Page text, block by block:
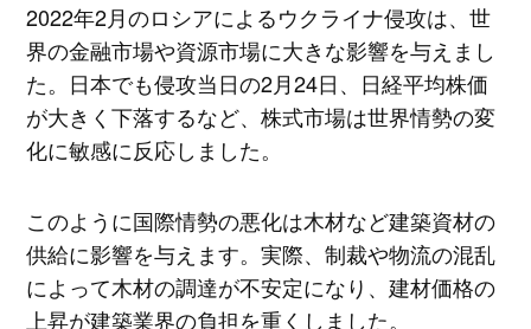
2022年2月のロシアによるウクライナ侵攻は、世
界の金融市場や資源市場に大きな影響を与えまし
た。日本でも侵攻当日の2月24日、日経平均株価
が大きく下落するなど、株式市場は世界情勢の変
化に敏感に反応しました。
このように国際情勢の悪化は木材など建築資材の
供給に影響を与えます。実際、制裁や物流の混乱
によって木材の調達が不安定になり、建材価格の
上昇が建築業界の負担を重くしました。